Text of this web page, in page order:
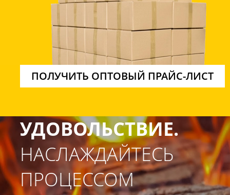
ПОЛУЧИТЬ ОПТОВЫЙ ПРАЙС-ЛИСТ
УДОВОЛЬСТВИЕ.
НАСЛАЖДАЙТЕСЬ
ПРОЦЕССОМ